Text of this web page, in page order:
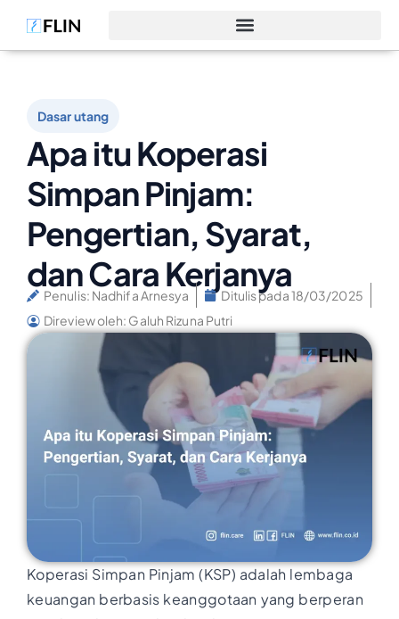
Dasar utang
Apa itu Koperasi
Simpan Pinjam:
Pengertian, Syarat,
dan Cara Kerjanya
Penulis: Nadhifa Arnesya Ditulis pada18/03/2025
Direview oleh: Galuh Rizuna Putri
Koperasi Simpan Pinjam (KSP) adalah lembaga
keuangan berbasis keanggotaan yang berperan